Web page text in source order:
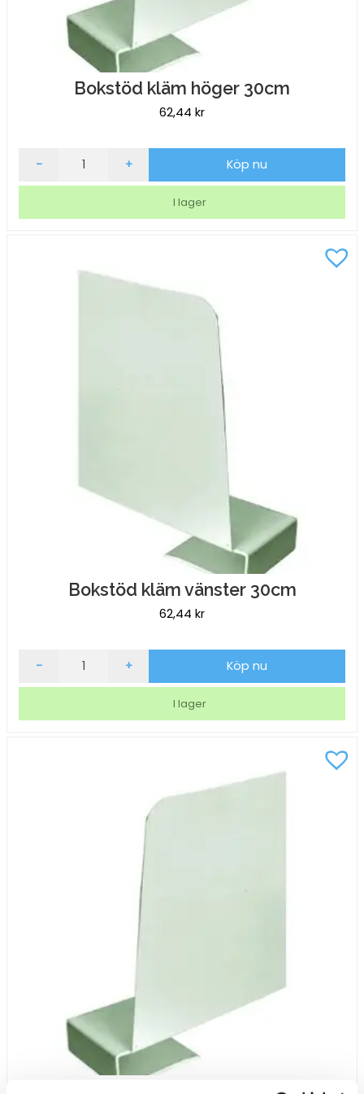
Bokstöd kläm höger 30cm
62,44 kr
Bokstöd
- + Köp nu
I lager
Bokstöd kläm vänster 30cm
62,44 kr
Bokstöd
- + Köp nu
I lager